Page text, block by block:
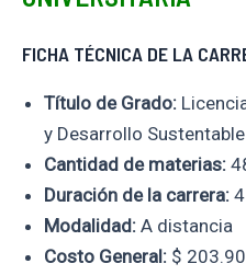
FICHA TÉCNICA DE LA
Título de Grado:
y Desarrollo Sustentable
Cantidad de materias:
Duración de la carrera:
Modalidad: A distancia
Costo General: $